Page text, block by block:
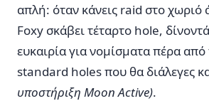
απλή: όταν κάνεις raid στο χωριό
Foxy σκάβει τέταρτο hole,
ευκαιρία για νομίσματα πέρα από
standard holes που θα διάλεγες
υποστήριξη Moon Active).